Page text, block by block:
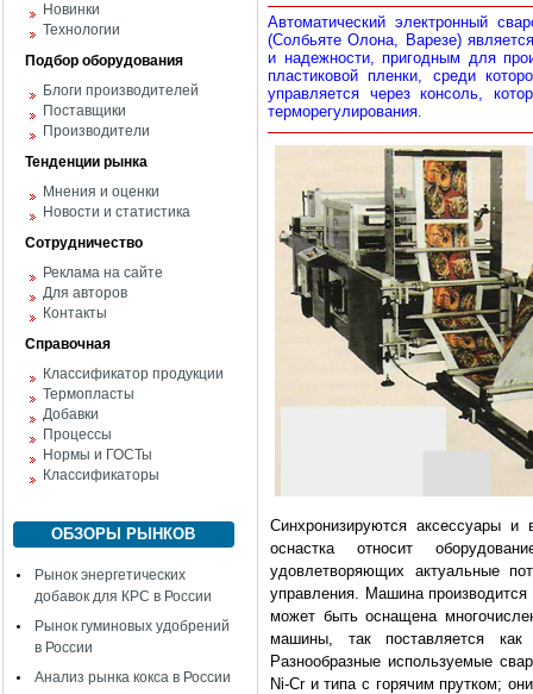
Новинки
Технологии
Подбор оборудования
Блоги производителей
Поставщики
Производители
Тенденции рынка
Мнения и оценки
Новости и статистика
Сотрудничество
Реклама на сайте
Для авторов
Контакты
Справочная
Классификатор продукции
Термопласты
Добавки
Процессы
Нормы и ГОСТы
Классификаторы
ОБЗОРЫ РЫНКОВ
Рынок энергетических
добавок для КРС в России
Рынок гуминовых удобрений
в России
Анализ рынка кокса в России
Автоматический электронный
(Солбьяте Олона, Варезе)
и надежности, пригодным для
пластиковой пленки, среди
управляется через консоль,
терморегулирования.
Синхронизируются аксессуары и
оснастка относит
удовлетворяющих актуальные
управления. Машина
может быть оснащена
машины, так поставляется
Разнообразные используемые
Ni-Cr и типа с горячим прутком;